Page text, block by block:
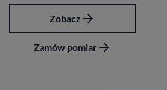
Zobacz
Zamów pomiar